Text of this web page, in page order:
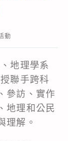
動
地理學系
聯手跨科
參訪、實作
地理和公民
理解。